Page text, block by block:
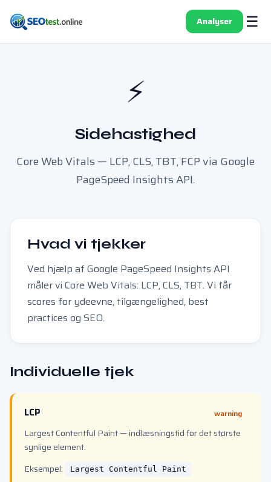
Analyser ☰
⚡
Sidehastighed
Core Web Vitals — LCP, CLS, TBT, FCP via Google
PageSpeed Insights API.
Hvad vi tjekker
Ved hjælp af Google PageSpeed Insights API
måler vi Core Web Vitals: LCP, CLS, TBT. Vi får
scores for ydeevne, tilgængelighed, best
practices og SEO.
Individuelle tjek
LCP warning
Largest Contentful Paint — indlæsningstid for det største
synlige element.
Eksempel:
Largest Contentful Paint